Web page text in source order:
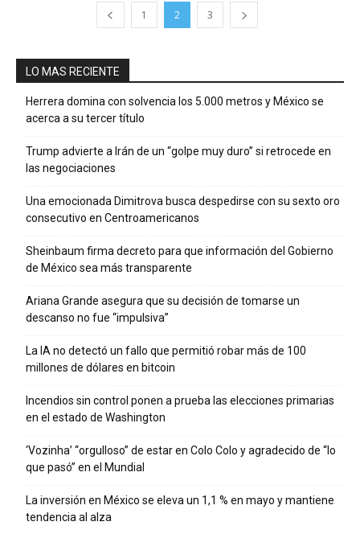
1 2 3
LO MAS RECIENTE
Herrera domina con solvencia los 5.000 metros y México se
acerca a su tercer título
Trump advierte a Irán de un “golpe muy duro” si retrocede en
las negociaciones
Una emocionada Dimitrova busca despedirse con su sexto oro
consecutivo en Centroamericanos
Sheinbaum firma decreto para que información del Gobierno
de México sea más transparente
Ariana Grande asegura que su decisión de tomarse un
descanso no fue “impulsiva”
La IA no detectó un fallo que permitió robar más de 100
millones de dólares en bitcoin
Incendios sin control ponen a prueba las elecciones primarias
en el estado de Washington
‘Vozinha’ “orgulloso” de estar en Colo Colo y agradecido de “lo
que pasó” en el Mundial
La inversión en México se eleva un 1,1 % en mayo y mantiene
tendencia al alza